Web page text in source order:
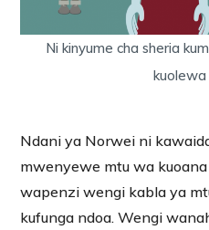
Ni kinyume cha sheria
Ndani ya Norwei ni
mwenyewe mtu wa
wapenzi wengi kabla ya
kufunga ndoa. Wengi